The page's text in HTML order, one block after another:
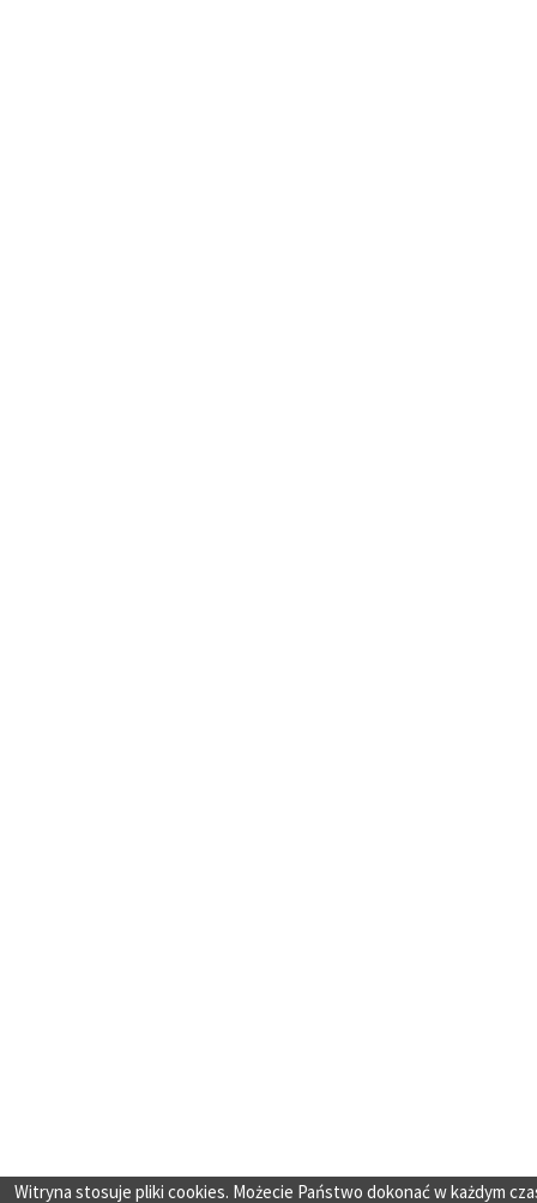
Witryna stosuje pliki cookies. Możecie Państwo dokonać w każdym